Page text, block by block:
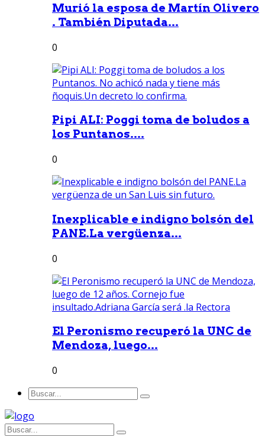
Murió la esposa de Martín Olivero
. También Diputada...
0
Pipi ALI: Poggi toma de boludos a
los Puntanos....
0
Inexplicable e indigno bolsón del
PANE.La vergüenza...
0
El Peronismo recuperó la UNC de
Mendoza, luego...
0